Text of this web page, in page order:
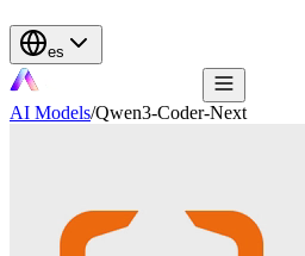
es
AI Models/Qwen3-Coder-Next